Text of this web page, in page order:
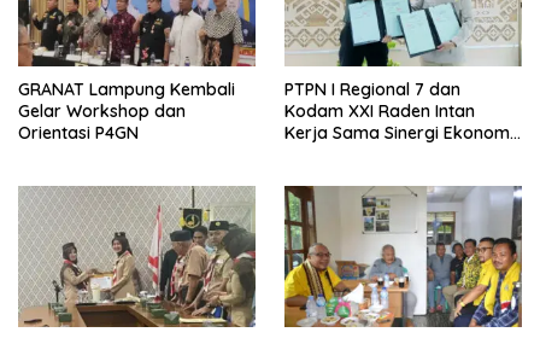
GRANAT Lampung Kembali
Gelar Workshop dan
Orientasi P4GN
PTPN I Regional 7 dan
Kodam XXI Raden Intan
Kerja Sama Sinergi Ekonomi